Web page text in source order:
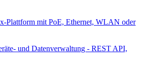
Plattform mit PoE, Ethernet, WLAN oder
und Datenverwaltung - REST API,